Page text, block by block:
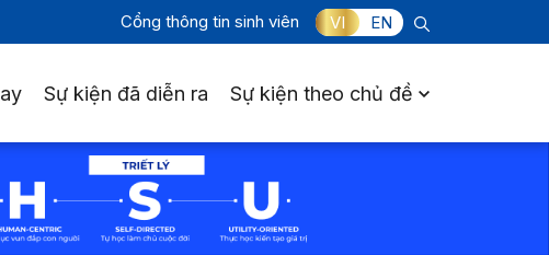
Cổng thông tin sinh viên VI EN
Sự kiện đã diễn ra Sự kiện theo chủ đề